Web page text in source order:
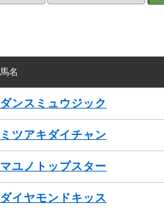
馬名
ダンスミュウジック
ミツアキダイチャン
マユノトップスター
ダイヤモンドキッス